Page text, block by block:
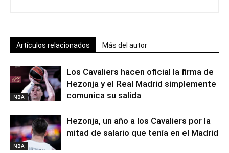
Artículos relacionados Más del autor
NBA
Los Cavaliers hacen oficial la firma de
Hezonja y el Real Madrid simplemente
comunica su salida
NBA
Hezonja, un año a los Cavaliers por la
mitad de salario que tenía en el Madrid